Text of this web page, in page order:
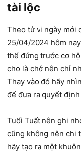
tài lộc
Theo tử vi ngày mới
25/04/2024 hôm
thể đứng trước cơ
cho là chớ nên chỉ
Thay vào đó hãy
để đưa ra quyết
Tuổi Tuất nên ghi
cũng không nên chi
hãy tạo ra một